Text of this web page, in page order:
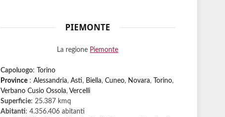
PIEMONTE
La regione Piemonte
Capoluogo:
Torino
Province: Alessandria, Asti, Biella, Cuneo, Novara, Torino,
Verbano Cusio Ossola, Vercelli
Superficie: 25.387 kmq
Abitanti: 4.356.406 abitanti